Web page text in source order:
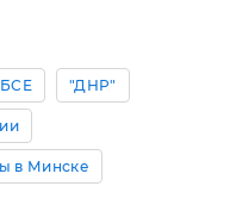
"ДНР"
в Минске